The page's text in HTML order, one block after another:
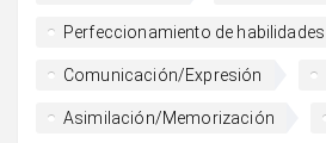
Perfeccionamiento de habilidades
Comunicación/Expresión
Asimilación/Memorización